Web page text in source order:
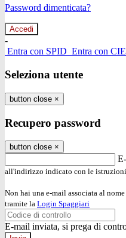
Password dimenticata?
-
Entra con SPID Entra con CIE
Seleziona utente
button close ×
Recupero password
button close ×
all'indirizzo indicato con le istruzioni
Non hai una e-mail associata al
tramite la Login Spaggiari
E-mail inviata, si prega di